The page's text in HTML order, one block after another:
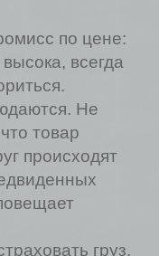
по цене:
всегда
Не
товар
происходят
груз,